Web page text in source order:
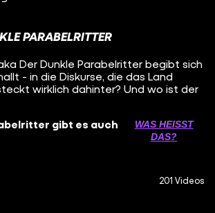
PARABELRITTER
Der Dunkle Parabelritter begibt sich
- in die Diskurse, die das Land
wirklich dahinter? Und wo ist der
gibt es auch
WAS HEISST D
AS?
201 Videos